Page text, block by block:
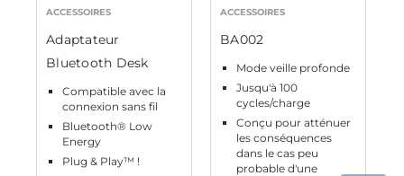
ACCESSOIRES
Adaptateur
Bluetooth Desk
Compatible avec la
connexion sans fil
Bluetooth® Low
Energy
Plug & Play™ !
ACCESSOIRES
BA002
Mode veille profonde
Jusqu'à 100
cycles/charge
Conçu pour atténuer
les conséquences
dans le cas peu
probable d'une